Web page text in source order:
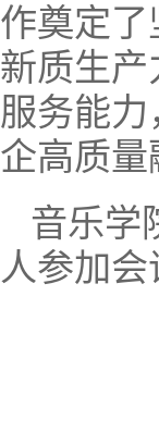
作奠定
新质生
服务能
企高质量
音乐学
人参加会